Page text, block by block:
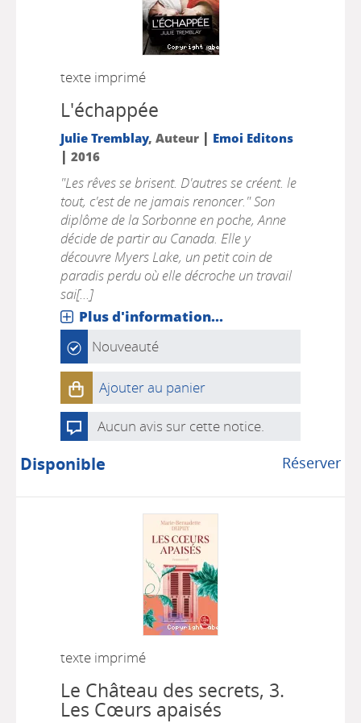
texte imprimé
L'échappée
Julie Tremblay, Auteur | Emoi Editons
| 2016
"Les rêves se brisent. D'autres se créent. le
tout, c'est de ne jamais renoncer." Son
diplôme de la Sorbonne en poche, Anne
décide de partir au Canada. Elle y
découvre Myers Lake, un petit coin de
paradis perdu où elle décroche un travail
sai[...]
Plus d'information...
Nouveauté
Ajouter au panier
Aucun avis sur cette notice.
Réserver
Disponible
texte imprimé
Le Château des secrets, 3.
Les Cœurs apaisés